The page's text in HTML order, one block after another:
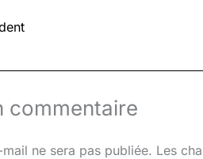
commentaire
ne sera pas publiée. Les